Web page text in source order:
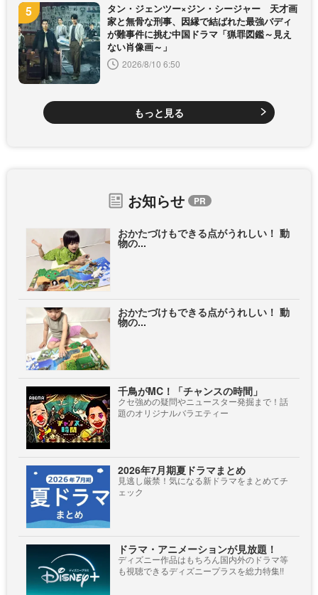
タン・ジェンツー×ジン・シージャー 天才画
家と無骨な刑事、因縁で結ばれた最強バディ
が難事件に挑む中国ドラマ「猟罪図鑑～見え
ない肖像画～」
2026/8/10 6:50
もっと見る
お知らせ
おかたづけもできる点がうれしい！ 動
物の...
おかたづけもできる点がうれしい！ 動
物の...
千鳥がMC！「チャンスの時間」
クセ強めの疑問やニュースター発掘まで！話
題のオリジナルバラエティー
2026年7月期夏ドラマまとめ
見逃し厳禁！気になる新ドラマをまとめてチ
ェック
ドラマ・アニメーションが見放題！
ディズニー作品はもちろん国内外のドラマ等
も視聴できるディズニープラスを総力特集!!